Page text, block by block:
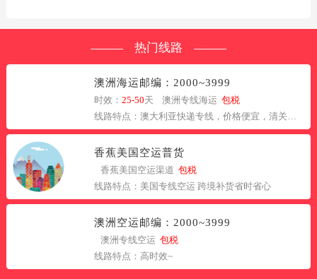
热门线路
澳洲海运邮编：2000~3999
时效：25-50天 澳洲专线海运包税
香蕉美国空运普货
香蕉美国空运渠道包税
线路特点：美国专线空运 跨境补货省时省心
澳洲空运邮编：2000~3999
澳洲专线空运包税
线路特点：高时效~